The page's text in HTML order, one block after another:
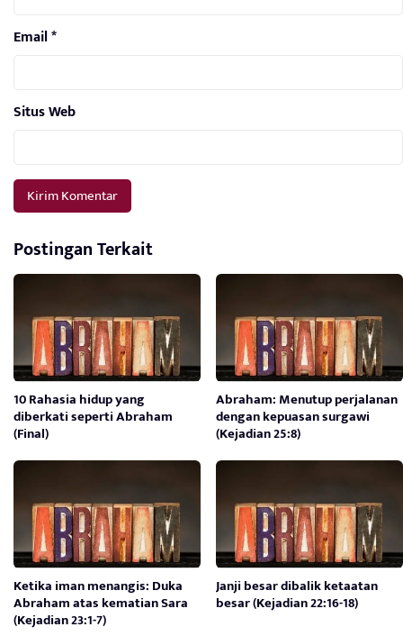
Email*
Situs Web
Postingan Terkait
10 Rahasia hidup yang
diberkati seperti Abraham
(Final)
Abraham: Menutup perjalanan
dengan kepuasan surgawi
(Kejadian 25:8)
Ketika iman menangis: Duka
Abraham atas kematian Sara
(Kejadian 23:1-7)
Janji besar dibalik ketaatan
besar (Kejadian 22:16-18)